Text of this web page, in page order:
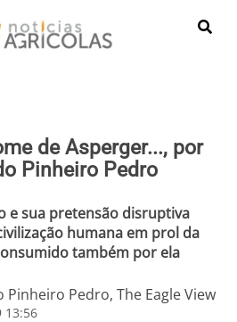
de Asperger..., por
Pinheiro Pedro
e sua pretensão disruptiva
humana em prol da
também por ela
Pedro, The Eagle View
13:56